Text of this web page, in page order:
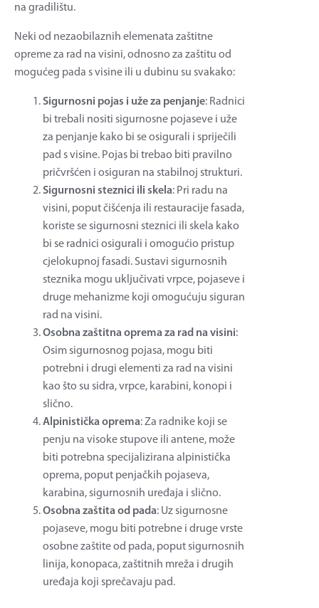
na gradilištu.
Neki od nezaobilaznih elemenata zaštitne
opreme za rad na visini, odnosno za zaštitu od
mogućeg pada s visine ili u dubinu su svakako:
Sigurnosni pojas i uže za penjanje: Radnici
bi trebali nositi sigurnosne pojaseve i uže
za penjanje kako bi se osigurali i spriječili
pad s visine. Pojas bi trebao biti pravilno
pričvršćen i osiguran na stabilnoj strukturi.
Sigurnosni steznici ili skela: Pri radu na
visini, poput čišćenja ili restauracije fasada,
koriste se sigurnosni steznici ili skela kako
bi se radnici osigurali i omogućio pristup
cjelokupnoj fasadi. Sustavi sigurnosnih
steznika mogu uključivati vrpce, pojaseve i
druge mehanizme koji omogućuju siguran
rad na visini.
Osobna zaštitna oprema za rad na visini:
Osim sigurnosnog pojasa, mogu biti
potrebni i drugi elementi za rad na visini
kao što su sidra, vrpce, karabini, konopi i
slično.
Alpinistička oprema: Za radnike koji se
penju na visoke stupove ili antene, može
biti potrebna specijalizirana alpinistička
oprema, poput penjačkih pojaseva,
karabina, sigurnosnih uređaja i slično.
Osobna zaštita od pada: Uz sigurnosne
pojaseve, mogu biti potrebne i druge vrste
osobne zaštite od pada, poput sigurnosnih
linija, konopaca, zaštitnih mreža i drugih
uređaja koji sprečavaju pad.